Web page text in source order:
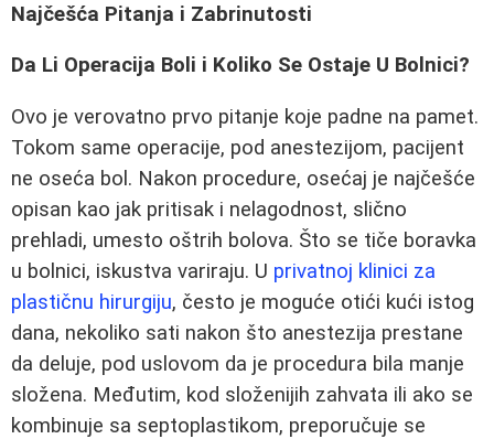
Najčešća Pitanja i Zabrinutosti
Da Li Operacija Boli i Koliko Se Ostaје U Bolnici?
Ovo je verovatno prvo pitanje koje padne na pamet.
Tokom same operacije, pod anestezijom, pacijent
ne oseća bol. Nakon procedure, osećaj je najčešće
opisan kao jak pritisak i nelagodnost, slično
prehladi, umesto oštrih bolova. Što se tiče boravka
u bolnici, iskustva variraju. U privatnoj klinici za
plastičnu hirurgiju, često je moguće otići kući istog
dana, nekoliko sati nakon što anestezija prestane
da deluje, pod uslovom da je procedura bila manje
složena. Međutim, kod složenijih zahvata ili ako se
kombinuje sa septoplastikom, preporučuje se